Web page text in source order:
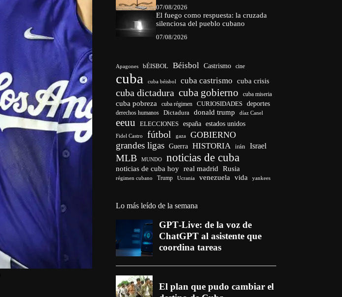
07/08/2026
El fuego como respuesta: la cruzada
silenciosa del pueblo cubano
07/08/2026
Apagones bÉISBOL Béisbol Castrismo cine
cuba cuba béisbol cuba castrismo cuba crisis
cuba dictadura cuba gobierno cuba miseria
cuba pobreza cuba régimen CURIOSIDADES deportes
derechos humanos Dictadura donald trump díaz Canel
eeuu ELECCIONES españa estados unidos
Fidel Castro fútbol gaza GOBIERNO
grandes ligas Guerra HISTORIA irán Israel
MLB MUNDO noticias de cuba
noticias de cuba hoy real madrid Rusia
régimen cubano Trump Ucrania venezuela vida yankees
Lo más leído de la semana